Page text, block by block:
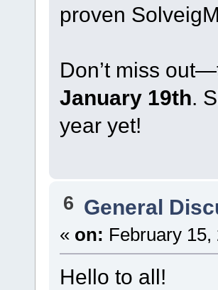
proven
Don’t miss
January 19th.
year yet!
6 General
« on: February 15,
Hello to all!